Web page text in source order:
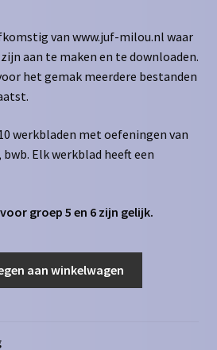
van www.juf-milou.nl waar
aan te maken en te downloaden.
het gemak meerdere bestanden
werkbladen met oefeningen van
bwb. Elk werkblad heeft een
groep 5 en 6 zijn gelijk.
aan winkelwagen